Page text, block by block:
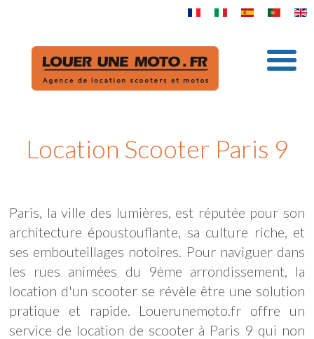
Location Scooter Paris 9
Paris, la ville des lumières, est réputée pour son
architecture époustouflante, sa culture riche, et
ses embouteillages notoires. Pour naviguer dans
les rues animées du 9ème arrondissement, la
location d'un scooter se révèle être une solution
pratique et rapide. Louerunemoto.fr offre un
service de location de scooter à Paris 9 qui non